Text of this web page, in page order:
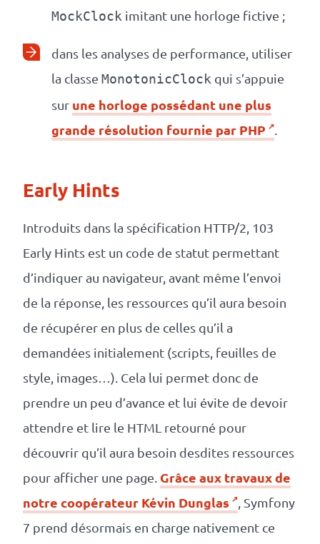
MockClock imitant une horloge fictive ;
dans les analyses de performance, utiliser
la classe MonotonicClock qui s’appuie
sur une horloge possédant une plus
grande résolution fournie par PHP
.
Early Hints
Introduits dans la spécification HTTP/2, 103
Early Hints est un code de statut permettant
d’indiquer au navigateur, avant même l’envoi
de la réponse, les ressources qu’il aura besoin
de récupérer en plus de celles qu’il a
demandées initialement (scripts, feuilles de
style, images…). Cela lui permet donc de
prendre un peu d’avance et lui évite de devoir
attendre et lire le HTML retourné pour
découvrir qu’il aura besoin desdites ressources
pour afficher une page. Grâce aux travaux de
notre coopérateur Kévin Dunglas
, Symfony
7 prend désormais en charge nativement ce